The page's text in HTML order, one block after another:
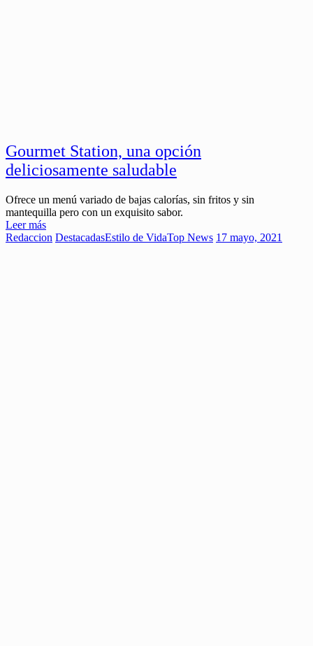
Gourmet Station, una opción
deliciosamente saludable
Ofrece un menú variado de bajas calorías, sin fritos y sin
mantequilla pero con un exquisito sabor.
Leer más
Redaccion DestacadasEstilo de VidaTop News 17 mayo, 2021